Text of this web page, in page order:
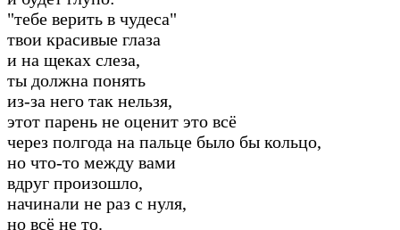
"тебе верить в чудеса"
твои красивые глаза
и на щеках слеза,
ты должна понять
из-за него так нельзя,
этот парень не оценит это всё
через полгода на пальце было бы кольцо,
но что-то между вами
вдруг произошло,
начинали не раз с нуля,
но всё не то.